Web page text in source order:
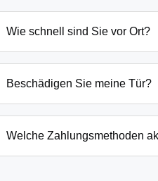
Tür und Schließanlage.
Wie schnell sind Sie vor Ort?
Notfällen wie eingesperrten
Beschädigen Sie meine Tür?
absoluten Ausnahmefällen,
Welche Zahlungsmethoden